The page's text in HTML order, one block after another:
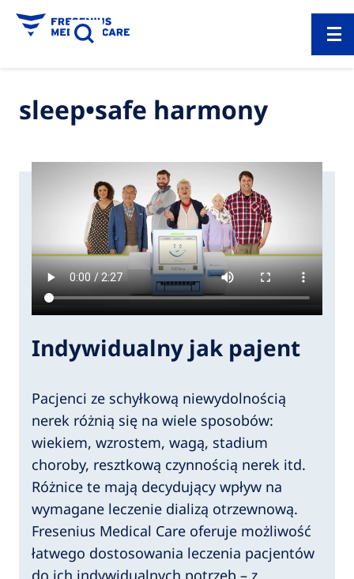
sleep•safe harmony
Indywidualny jak pajent
Pacjenci ze schyłkową niewydolnością
nerek różnią się na wiele sposobów:
wiekiem, wzrostem, wagą, stadium
choroby, resztkową czynnością nerek itd.
Różnice te mają decydujący wpływ na
wymagane leczenie dializą otrzewnową.
Fresenius Medical Care oferuje możliwość
łatwego dostosowania leczenia pacjentów
do ich indywidualnych potrzeb – z